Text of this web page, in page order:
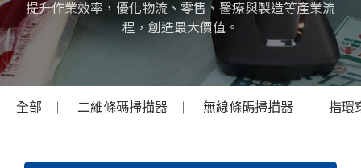
提升作業效率，優化物流、零售、醫療與製造等產業流
程，創造最大價值。
全部 二維條碼掃描器 無線條碼掃描器 指環